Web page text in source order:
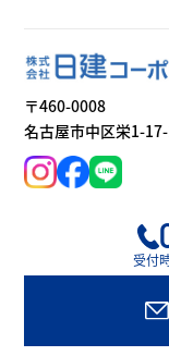
〒460-0008
名古屋市中区栄1-
受付